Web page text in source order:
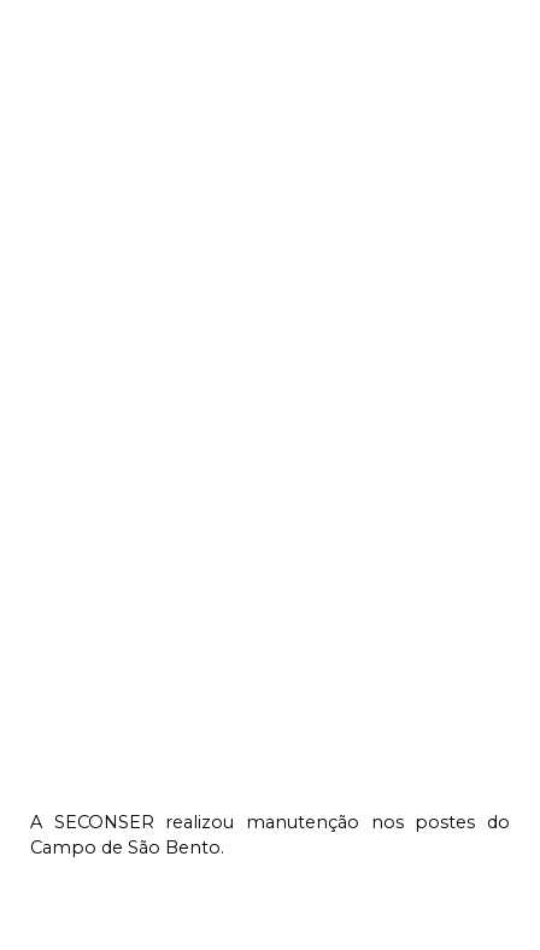
A SECONSER realizou manutenção nos postes do
Campo de São Bento.